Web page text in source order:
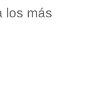
los más